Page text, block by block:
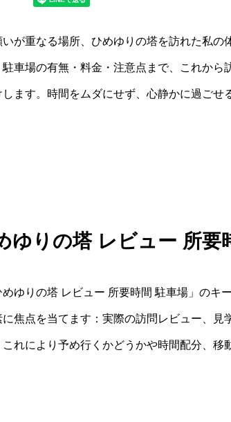
が重なる場所、ひめゆりの塔を訪れた私の
車場の有無・料金・注意点まで、これから
ます。時間をムダにせず、心静かに過ごせ
ゆりの塔 レビュー 所要
ゆりの塔 レビュー 所要時間 駐車場」のキ
焦点を当てます：実際の訪問レビュー、見
れにより予め行くかどうかや時間配分、移